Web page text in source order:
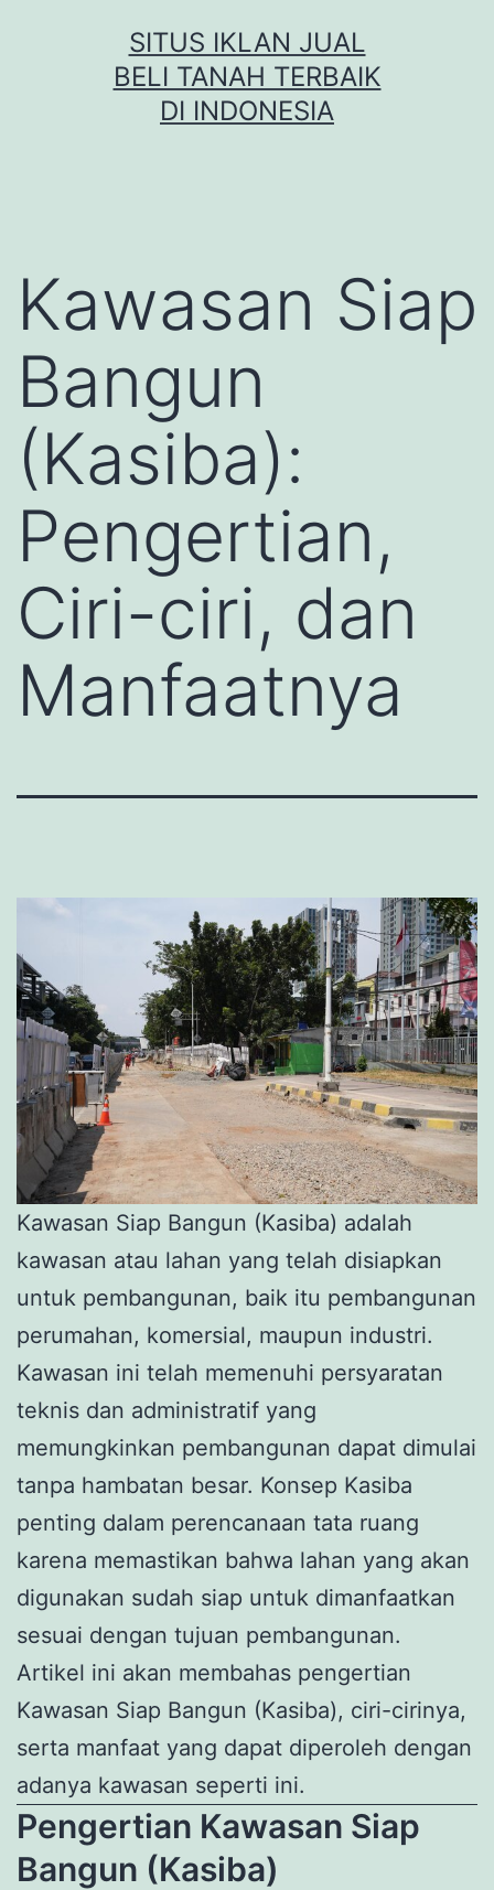
SITUS IKLAN JUAL
BELI TANAH TERBAIK
DI INDONESIA
Kawasan Siap
Bangun
(Kasiba):
Pengertian,
Ciri-ciri, dan
Manfaatnya
Kawasan Siap Bangun (Kasiba) adalah
kawasan atau lahan yang telah disiapkan
untuk pembangunan, baik itu pembangunan
perumahan, komersial, maupun industri.
Kawasan ini telah memenuhi persyaratan
teknis dan administratif yang
memungkinkan pembangunan dapat dimulai
tanpa hambatan besar. Konsep Kasiba
penting dalam perencanaan tata ruang
karena memastikan bahwa lahan yang akan
digunakan sudah siap untuk dimanfaatkan
sesuai dengan tujuan pembangunan.
Artikel ini akan membahas pengertian
Kawasan Siap Bangun (Kasiba), ciri-cirinya,
serta manfaat yang dapat diperoleh dengan
adanya kawasan seperti ini.
Pengertian Kawasan Siap
Bangun (Kasiba)